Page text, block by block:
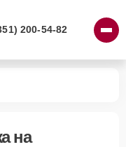
200-54-82
на